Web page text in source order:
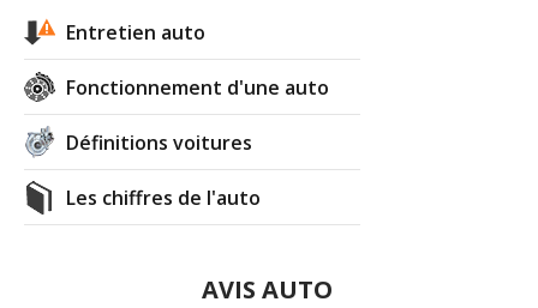
Entretien auto
Fonctionnement d'une auto
Définitions voitures
Les chiffres de l'auto
AVIS AUTO